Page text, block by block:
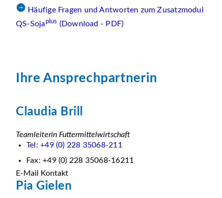
Häufige Fragen und Antworten zum Zusatzmodul
QS-Soja plus (Download - PDF)
Ihre Ansprechpartnerin
Claudia Brill
Teamleiterin Futtermittelwirtschaft
Tel: +49 (0) 228 35068-211
Fax: +49 (0) 228 35068-16211
E-Mail Kontakt
Pia Gielen